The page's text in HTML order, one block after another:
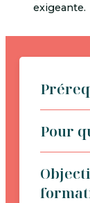
exigeante.
Pour